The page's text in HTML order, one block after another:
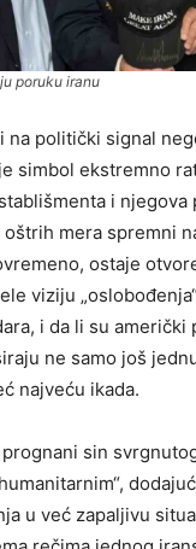
poruku iranu
na politički signal
simbol ekstremno
i njegova
mera spremni
ostaje
viziju
i da li su američki
ne samo još
najveću ikada.
sin
u već zapaljivu